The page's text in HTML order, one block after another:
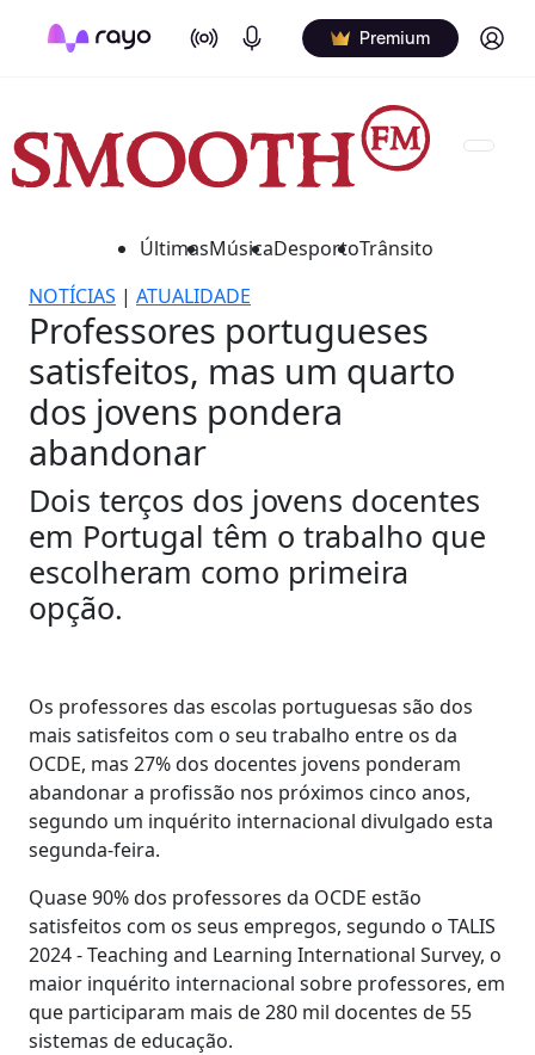
On Air Podcasts Premium Log in
ÚltimasMúsicaDesportoTrânsito
NOTÍCIAS | ATUALIDADE
Professores portugueses
satisfeitos, mas um quarto
dos jovens pondera
abandonar
Dois terços dos jovens docentes
em Portugal têm o trabalho que
escolheram como primeira
opção.
Os professores das escolas portuguesas são dos
mais satisfeitos com o seu trabalho entre os da
OCDE, mas 27% dos docentes jovens ponderam
abandonar a profissão nos próximos cinco anos,
segundo um inquérito internacional divulgado esta
segunda-feira.
Quase 90% dos professores da OCDE estão
satisfeitos com os seus empregos, segundo o TALIS
2024 - Teaching and Learning International Survey, o
maior inquérito internacional sobre professores, em
que participaram mais de 280 mil docentes de 55
sistemas de educação.